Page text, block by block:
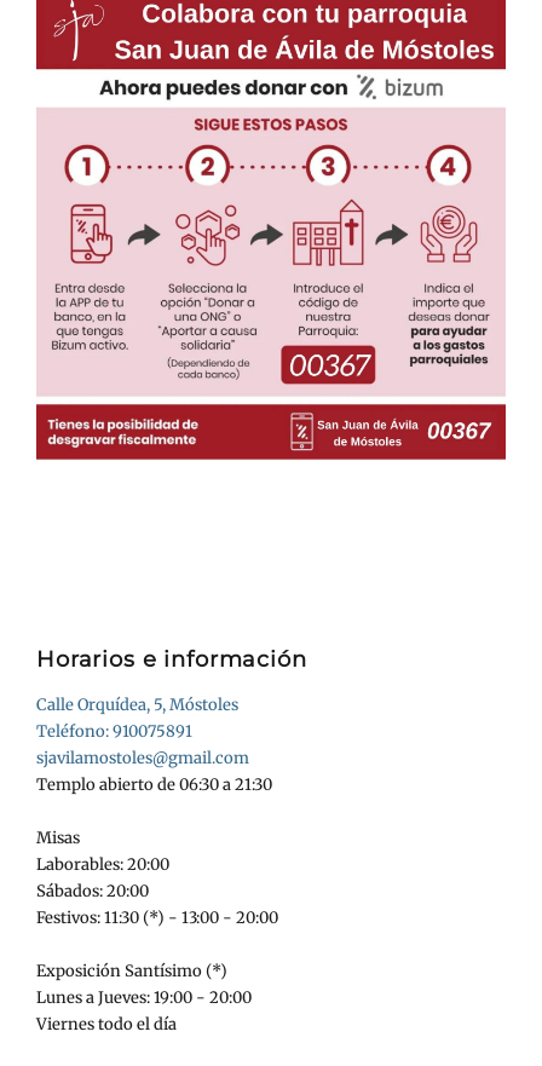
Horarios e información
Calle Orquídea, 5, Móstoles
Teléfono: 910075891
sjavilamostoles@gmail.com
Templo abierto de 06:30 a 21:30
Misas
Laborables: 20:00
Sábados: 20:00
Festivos: 11:30 (*) - 13:00 - 20:00
Exposición Santísimo (*)
Lunes a Jueves: 19:00 - 20:00
Viernes todo el día